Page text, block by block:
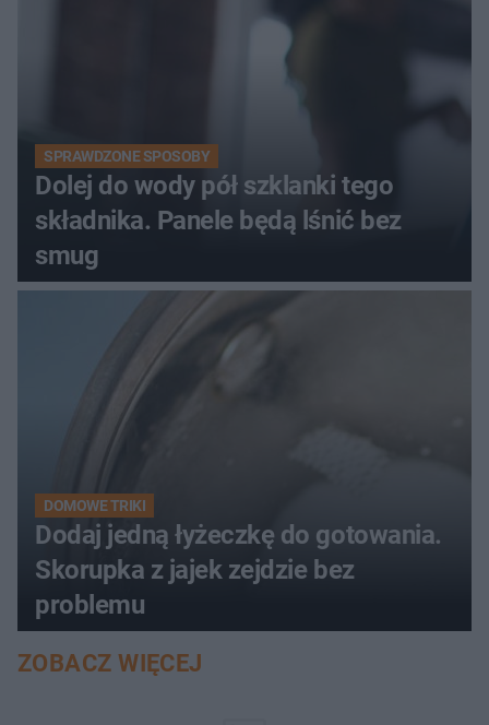
SPRAWDZONE SPOSOBY
Dolej do wody pół szklanki tego
składnika. Panele będą lśnić bez
smug
DOMOWE TRIKI
Dodaj jedną łyżeczkę do gotowania.
Skorupka z jajek zejdzie bez
problemu
ZOBACZ WIĘCEJ